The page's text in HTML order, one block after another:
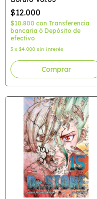
$12.000
$10.800 con Transferencia
bancaria ó Depósito de
efectivo
3 x $4.000 sin interés